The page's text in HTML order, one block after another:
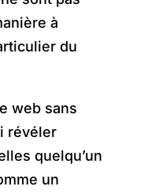
à
du
web sans
révéler
quelqu’un
un